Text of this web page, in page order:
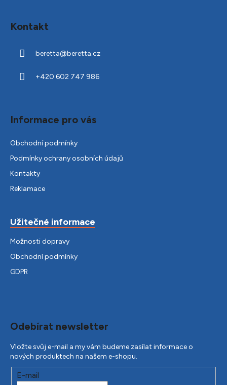
Kontakt
beretta@beretta.cz
+420 602 747 986
Informace pro vás
Obchodní podmínky
Podmínky ochrany osobních údajů
Kontakty
Reklamace
Užitečné informace
Možnosti dopravy
Obchodní podmínky
GDPR
Odebírat newsletter
Vložte svůj e-mail a my vám budeme zasílat informace o
nových produktech na našem e-shopu.
E-mail